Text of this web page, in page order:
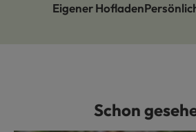
Eigener Hofladen
Produktgalerie überspringen
Schon